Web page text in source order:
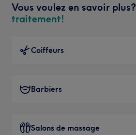
Vous voulez en savoir plus?
traitement!
Coiffeurs
Barbiers
Salons de massage